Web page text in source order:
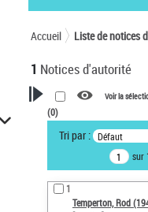
Accueil Liste de notices
1 Notices d'autorité
VOTRE RECHERCHE
Recherche avancée
notices d’autorité
Œuvres liées à l'auteur :
Temperton, Rod
Voir la
(0)
Tri par : Défaut
sur
1
Temperton, Rod